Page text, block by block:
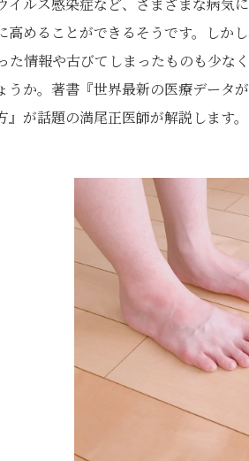
高めることができるそうです。しか
た情報や古びてしまったものも少な
うか。著書『世界最新の医療デー
』が話題の満尾正医師が解説します。